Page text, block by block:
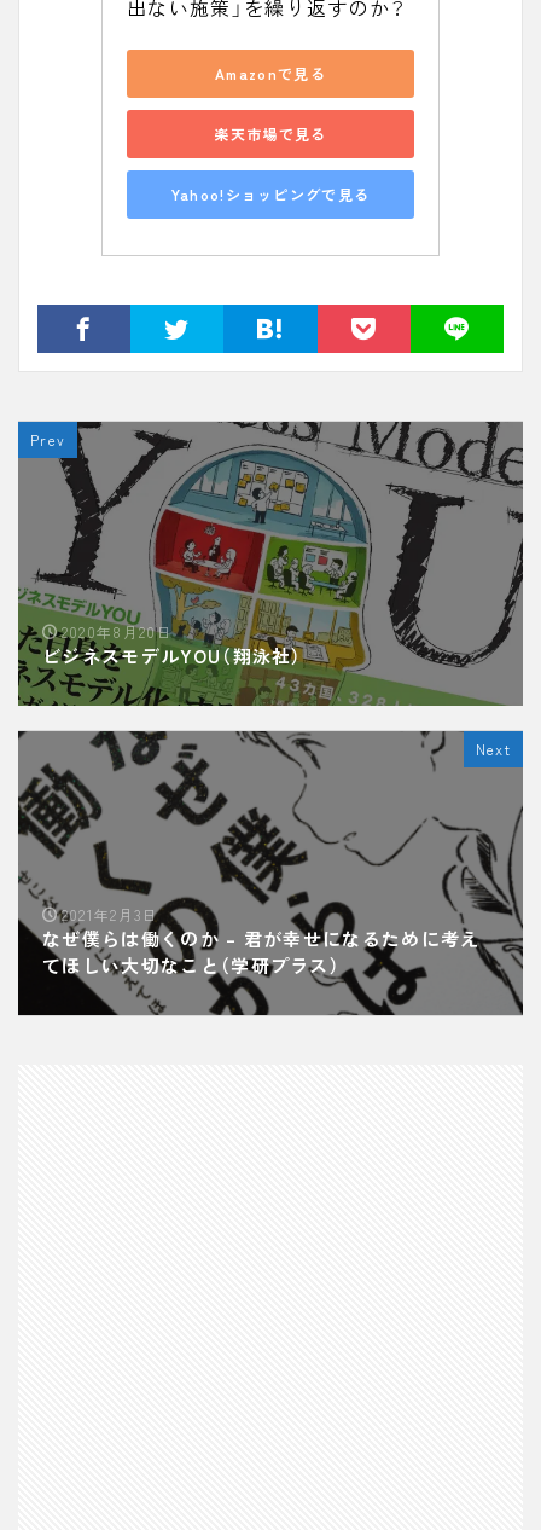
出ない施策」を繰り返すのか？
Amazonで見る
楽天市場で見る
Yahoo!ショッピングで見る
Prev
2020年8月20日
ビジネスモデルYOU（翔泳社）
Next
2021年2月3日
なぜ僕らは働くのか – 君が幸せになるために考え
てほしい大切なこと（学研プラス）